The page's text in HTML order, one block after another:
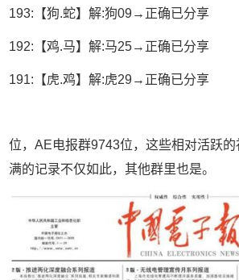
193:【狗.蛇】解:狗09→正确已分享
192:【鸡.马】解:马25→正确已分享
191:【虎.鸡】解:虎29→正确已分享
位，AE电报群9743位，这些相对活跃
满的记录不仅如此，其他群里也是。